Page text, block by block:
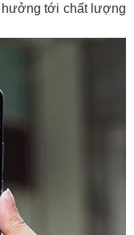
hưởng tới chất lượng